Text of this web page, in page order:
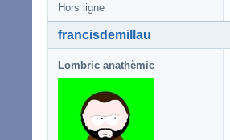
Hors ligne
francisdemillau
Lombric anathèmic